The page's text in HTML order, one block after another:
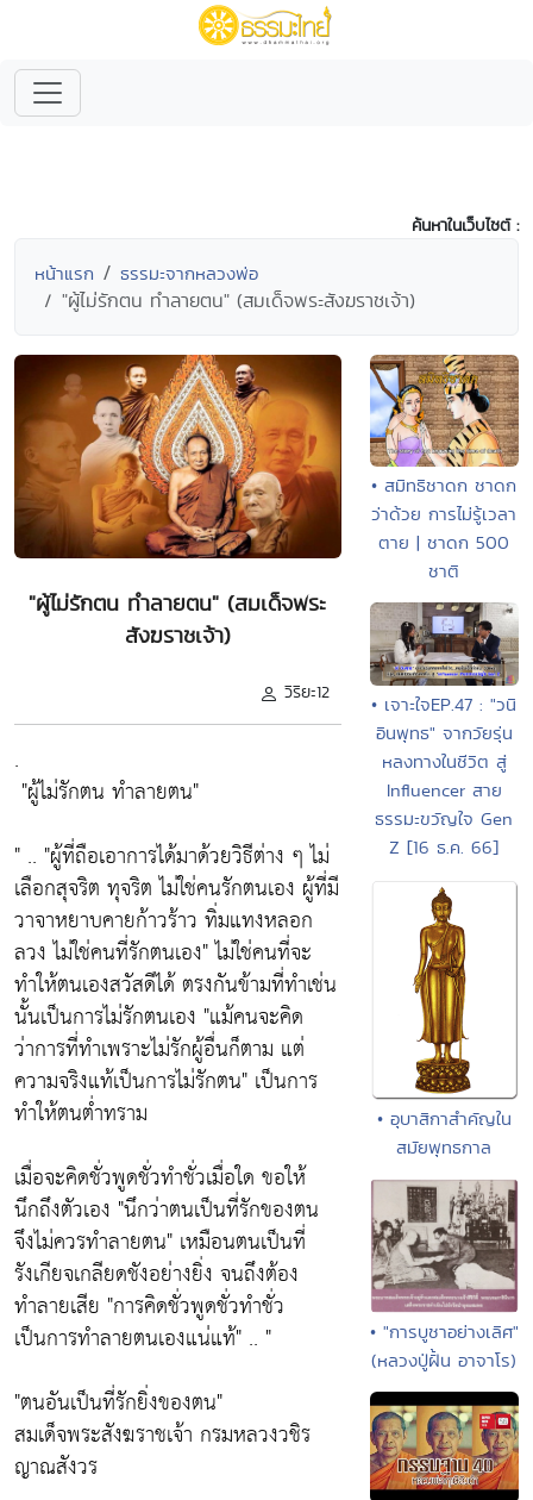
ค้นหาในเว็บไซต์ :
หน้าแรก ธรรมะจากหลวงพ่อ
"ผู้ไม่รักตน ทำลายตน" (สมเด็จพระสังฆราชเจ้า)
"ผู้ไม่รักตน ทำลายตน" (สมเด็จพระ
สังฆราชเจ้า)
วิริยะ12
.
"ผู้ไม่รักตน ทำลายตน"
" .. "ผู้ที่ถือเอาการได้มาด้วยวิธีต่าง ๆ ไม่
เลือกสุจริต ทุจริต ไม่ใช่คนรักตนเอง ผู้ที่มี
วาจาหยาบคายก้าวร้าว ทิ่มแทงหลอก
ลวง ไม่ใช่คนที่รักตนเอง"ไม่ใช่คนที่จะ
ทำให้ตนเองสวัสดีได้ ตรงกันข้ามที่ทำเช่น
นั้นเป็นการไม่รักตนเอง "แม้คนจะคิด
ว่าการที่ทำเพราะไม่รักผู้อื่นก็ตาม แต่
ความจริงแท้เป็นการไม่รักตน" เป็นการ
ทำให้ตนต่ำทราม
เมื่อจะคิดชั่วพูดชั่วทำชั่วเมื่อใด ขอให้
นึกถึงตัวเอง "นึกว่าตนเป็นที่รักของตน
จึงไม่ควรทำลายตน" เหมือนตนเป็นที่
รังเกียจเกลียดชังอย่างยิ่ง จนถึงต้อง
ทำลายเสีย "การคิดชั่วพูดชั่วทำชั่ว
เป็นการทำลายตนเองแน่แท้" .. "
"ตนอันเป็นที่รักยิ่งของตน"
สมเด็จพระสังฆราชเจ้า กรมหลวงวชิร
ญาณสังวร
• สมิทธิชาดก ชาดก
ว่าด้วย การไม่รู้เวลา
ตาย | ชาดก 500
ชาติ
• เจาะใจEP.47 : "วนิ
อินพุทธ" จากวัยรุ่น
หลงทางในชีวิต สู่
Influencer สาย
ธรรมะขวัญใจ Gen
Z [16 ธ.ค. 66]
• อุบาสิกาสำคัญใน
สมัยพุทธกาล
• "การบูชาอย่างเลิศ"
(หลวงปู่ฝั้น อาจาโร)